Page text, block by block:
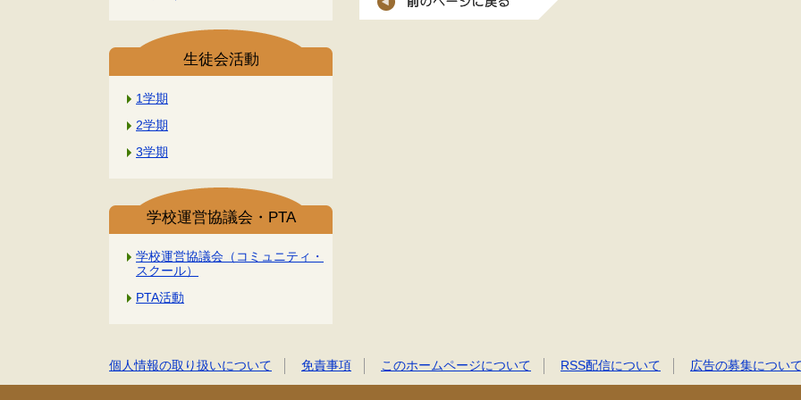
生徒会活動
1学期
2学期
3学期
学校運営協議会・PTA
学校運営協議会（コミュニティ・
スクール）
PTA活動
個人情報の取り扱いについて 免責事項 このホームページについて RSS配信について 広告の募集につい